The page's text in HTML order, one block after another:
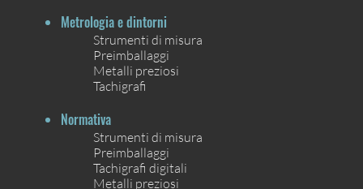
Metrologia e dintorni
Strumenti di misura
Preimballaggi
Metalli preziosi
Tachigrafi
Normativa
Strumenti di misura
Preimballaggi
Tachigrafi digitali
Metalli preziosi